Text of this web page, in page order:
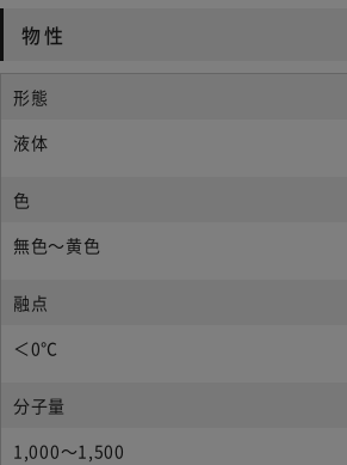
物性
形態
液体
色
無色～黄色
融点
＜0℃
分子量
1,000～1,500